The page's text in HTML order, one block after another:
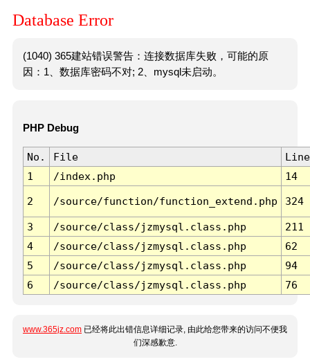
Database Error
(1040) 365建站错误警告：连接数据库失败，可能的原
因：1、数据库密码不对; 2、mysql未启动。
PHP Debug
No. File
Line
1
/index.php 14
2 /source/function/function_extend.php 324
3 /source/class/jzmysql.class.php
211
4
/source/class/jzmysql.class.php
62
5
/source/class/jzmysql.class.php
94
6
/source/class/jzmysql.class.php 76
www.365jz.com 已经将此出错信息详细记录, 由此给您带来的访问不便我
们深感歉意.